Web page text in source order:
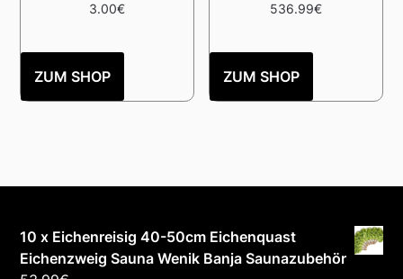
3.00€
ZUM SHOP
536.99€
ZUM SHOP
10 x Eichenreisig 40-50cm Eichenquast
Eichenzweig Sauna Wenik Banja Saunazubehör